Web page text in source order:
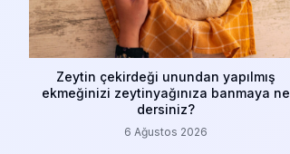
Zeytin çekirdeği unundan yapılmış
ekmeğinizi zeytinyağınıza banmaya ne
dersiniz?
6 Ağustos 2026